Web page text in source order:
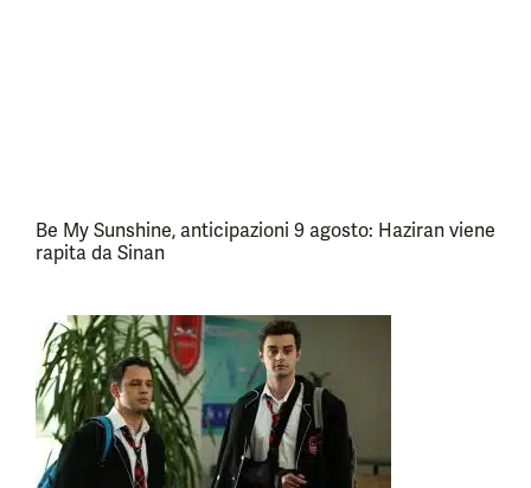
Be My Sunshine, anticipazioni 9 agosto: Haziran viene
rapita da Sinan